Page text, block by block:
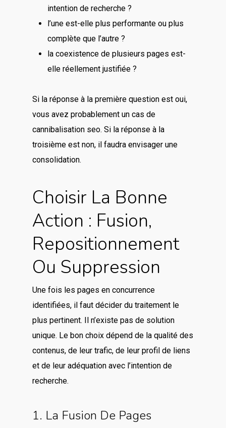
intention de recherche ?
l’une est-elle plus performante ou plus
complète que l’autre ?
la coexistence de plusieurs pages est-
elle réellement justifiée ?
Si la réponse à la première question est oui,
vous avez probablement un cas de
cannibalisation seo. Si la réponse à la
troisième est non, il faudra envisager une
consolidation.
Choisir La Bonne
Action : Fusion,
Repositionnement
Ou Suppression
Une fois les pages en concurrence
identifiées, il faut décider du traitement le
plus pertinent. Il n’existe pas de solution
unique. Le bon choix dépend de la qualité des
contenus, de leur trafic, de leur profil de liens
et de leur adéquation avec l’intention de
recherche.
1. La Fusion De Pages